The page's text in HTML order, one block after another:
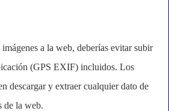
imágenes a la web, deberías evitar subir
(GPS EXIF) incluidos. Los
descargar y extraer cualquier dato de
de la web.